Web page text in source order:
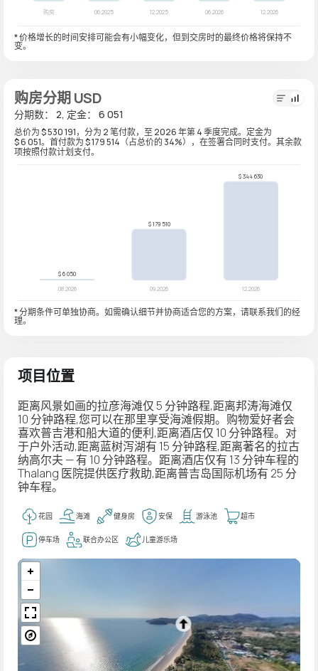
* 价格增长的时间安排可能会有小幅变化，但到交房时的最终价格将保持不
变。
购房分期 USD
分期数： 2, 定金： 6 051
总价为 $ 530 191，分为 2 笔付款，至 2026 年第 4 季度完成。定金为
$ 6 051。首付款为 $ 179 514（占总价的 34%），在签署合同时支付。其余款
项按照付款计划支付。
* 分期条件可单独协商。如需确认细节并协商适合您的方案，请联系我们的经
理。
项目位置
距离风景如画的拉彦海滩仅 5 分钟路程,距离邦涛海滩仅
10 分钟路程,您可以在那里享受海滩假期。购物爱好者会
喜欢普吉港和船大道的便利,距离酒店仅 10 分钟路程。对
于户外活动,距离蓝树泻湖有 15 分钟路程,距离著名的拉古
纳高尔夫 — 有 10 分钟路程。距离酒店仅有 13 分钟车程的
Thalang 医院提供医疗救助,距离普吉岛国际机场有 25 分
钟车程。
花园 海滩 健身房 安保 游泳池 超市
停车场 联合办公区 儿童游乐场